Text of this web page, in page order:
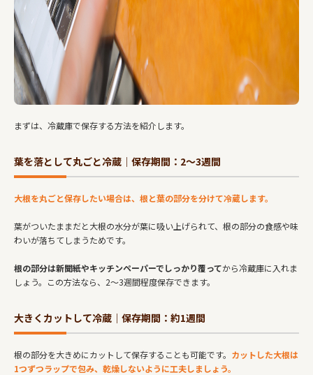
まずは、冷蔵庫で保存する方法を紹介します。
葉を落として丸ごと冷蔵｜保存期間：2～3週間
大根を丸ごと保存したい場合は、根と葉の部分を分けて冷蔵します。
葉がついたままだと大根の水分が葉に吸い上げられて、根の部分の食感や味
わいが落ちてしまうためです。
根の部分は新聞紙やキッチンペーパーでしっかり覆ってから冷蔵庫に入れま
しょう。この方法なら、2～3週間程度保存できます。
大きくカットして冷蔵｜保存期間：約1週間
根の部分を大きめにカットして保存することも可能です。 カットした大根は
1つずつラップで包み、乾燥しないように工夫しましょう。